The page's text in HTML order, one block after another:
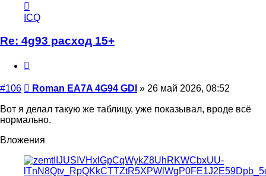
информация
пользователя
Roman
EA7A
GDI
ICQ
Re: 4g93 расход 15+
#106 Сообщение
Roman EA7A 4G94 GDI » 26 май 2026, 08:52
Вот я делал такую же таблицу, уже показывал, вроде всё
нормально.
Вложения